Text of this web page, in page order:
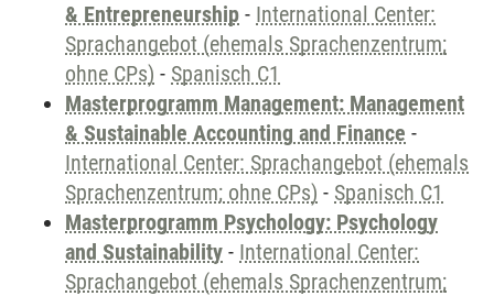
& Entrepreneurship - International Center:
Sprachangebot (ehemals Sprachenzentrum;
ohne CPs) - Spanisch C1
Masterprogramm Management: Management
& Sustainable Accounting and Finance -
International Center: Sprachangebot (ehemals
Sprachenzentrum; ohne CPs) - Spanisch C1
Masterprogramm Psychology: Psychology
and Sustainability - International Center:
Sprachangebot (ehemals Sprachenzentrum;